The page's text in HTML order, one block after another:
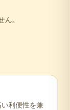
。
利便性を兼